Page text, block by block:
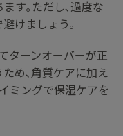
す｡ただし､過度な
けましょう。
ターンオーバーが正
め､角質ケアに加え
ミングで保湿ケアを